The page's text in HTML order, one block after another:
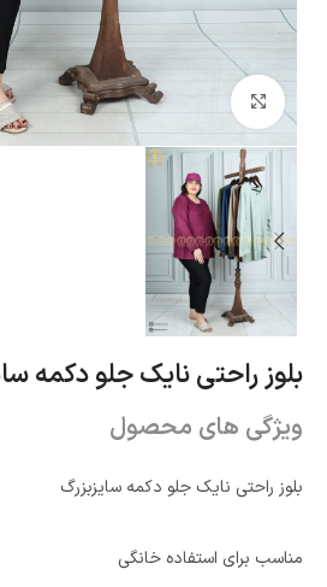
بزرگنمایی تصویر
بلوز راحتی نایک جلو دکمه
ویژگی های محصول
بلوز راحتی نایک جلو دکمه سایزبزرگ
مناسب برای استفاده خانگی